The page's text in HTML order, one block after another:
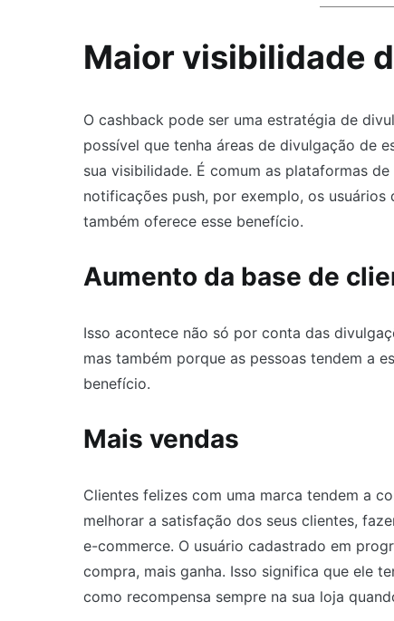
Maior visibilidade
O cashback pode ser uma estratégia de
possível que tenha áreas de divulgação de
sua visibilidade. É comum as plataformas
notificações push, por exemplo, os
também oferece esse benefício.
Aumento da base de
Isso acontece não só por conta das
mas também porque as pessoas tendem a
benefício.
Mais vendas
Clientes felizes com uma marca tendem a
melhorar a satisfação dos seus clientes,
e-commerce. O usuário cadastrado em
compra, mais ganha. Isso significa que ele
como recompensa sempre na sua loja